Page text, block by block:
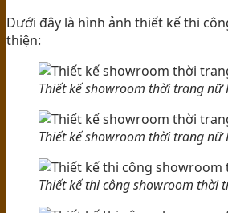
Dưới đây là hình ảnh thiết kế thi
thiện:
Thiết kế showroom thời trang nữ
Thiết kế showroom thời trang nữ
Thiết kế thi công showroom thời